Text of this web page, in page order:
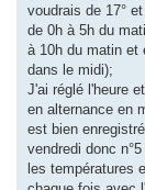
voudrais de 17°
de 0h à 5h du
à 10h du matin et
dans le midi);
J'ai réglé l'heure
en alternance en
est bien
vendredi donc
les températures